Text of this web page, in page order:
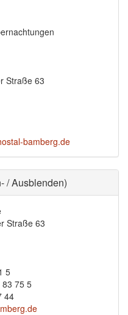
Straße 63
bamberg.de
/ Ausblenden)
Straße 63
5
75 5
44